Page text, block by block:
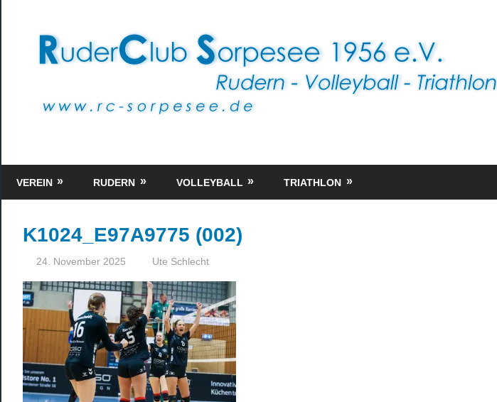
Volleyball
Triathlon
VEREIN RUDERN VOLLEYBALL TRIATHLON
K1024_E97A9775 (002)
24. November 2025 Ute Schlecht